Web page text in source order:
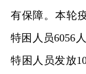
有保障。本轮
特困人员6056
特困人员发放